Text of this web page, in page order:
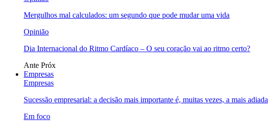
Mergulhos mal calculados: um segundo que pode mudar uma vida
Opinião
Dia Internacional do Ritmo Cardíaco – O seu coração vai ao ritmo certo?
Ante Próx
Empresas
Empresas
Sucessão empresarial: a decisão mais importante é, muitas vezes, a mais adiada
Em foco